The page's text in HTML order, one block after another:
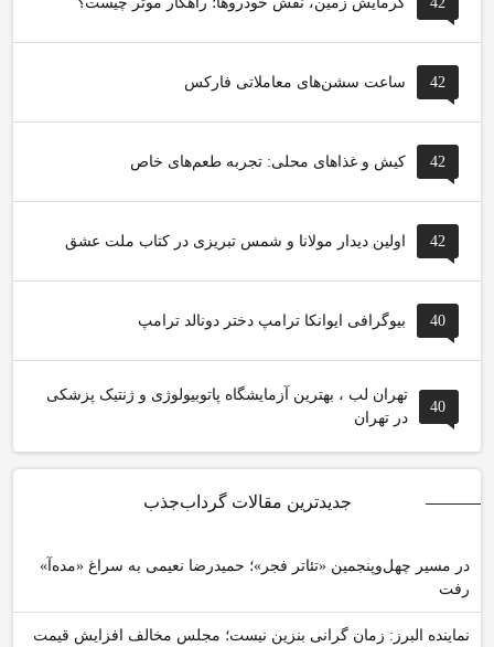
42 ساعت سشن‌های معاملاتی فارکس
42 کیش و غذاهای محلی: تجربه طعم‌های خاص
42 اولین دیدار مولانا و شمس تبریزی در کتاب ملت عشق
40 بیوگرافی ایوانکا ترامپ دختر دونالد ترامپ
40
تهران لب ، بهترین آزمایشگاه پاتوبیولوژی و ژنتیک پزشکی
در تهران
جدیدترین مقالات گرداب‌جذب
در مسیر چهل‌وپنجمین «تئاتر فجر»؛ حمیدرضا نعیمی به سراغ «مده‌آ»
رفت
نماینده البرز: زمان گرانی بنزین نیست؛ مجلس مخالف افزایش قیمت